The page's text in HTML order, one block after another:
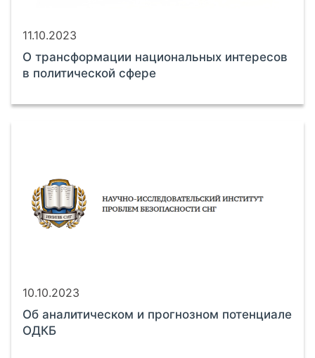
11.10.2023
О трансформации национальных интересов
в политической сфере
10.10.2023
Об аналитическом и прогнозном потенциале
ОДКБ